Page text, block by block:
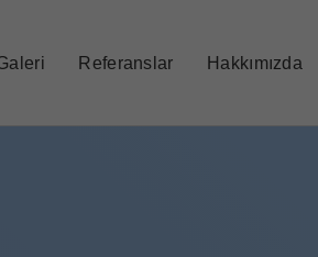
Referanslar Hakkımızda